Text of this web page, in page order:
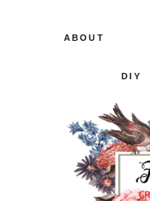
ABOUT
DIY